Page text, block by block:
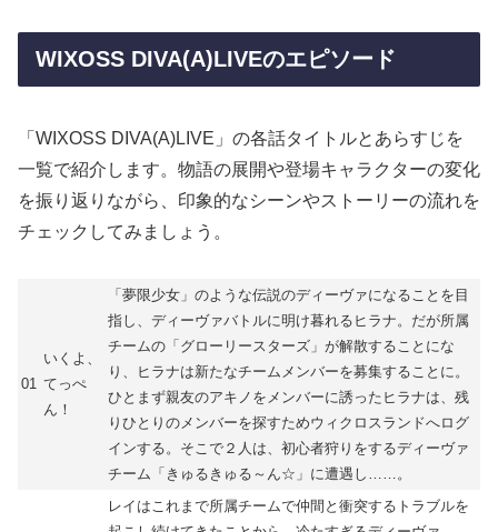
WIXOSS DIVA(A)LIVEのエピソード
「WIXOSS DIVA(A)LIVE」の各話タイトルとあらすじを
一覧で紹介します。物語の展開や登場キャラクターの変化
を振り返りながら、印象的なシーンやストーリーの流れを
チェックしてみましょう。
01
いくよ、
てっぺ
ん！
「夢限少女」のような伝説のディーヴァになることを目
指し、ディーヴァバトルに明け暮れるヒラナ。だが所属
チームの「グローリースターズ」が解散することにな
り、ヒラナは新たなチームメンバーを募集することに。
ひとまず親友のアキノをメンバーに誘ったヒラナは、残
りひとりのメンバーを探すためウィクロスランドへログ
インする。そこで２人は、初心者狩りをするディーヴァ
チーム「きゅるきゅる～ん☆」に遭遇し……。
レイはこれまで所属チームで仲間と衝突するトラブルを